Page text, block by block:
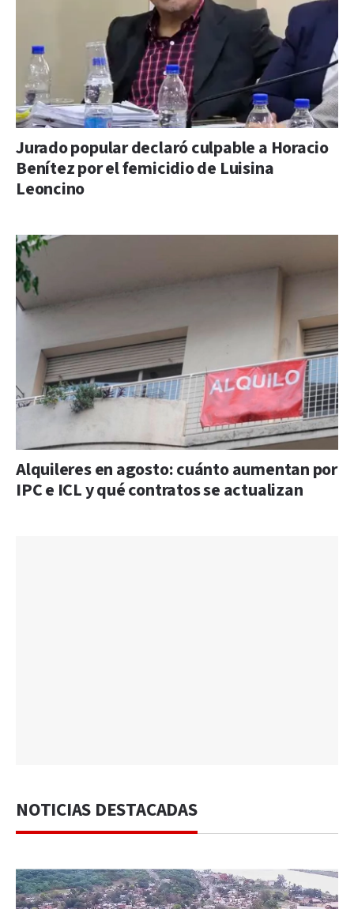
Jurado popular declaró culpable a Horacio
Benítez por el femicidio de Luisina
Leoncino
Alquileres en agosto: cuánto aumentan por
IPC e ICL y qué contratos se actualizan
NOTICIAS DESTACADAS